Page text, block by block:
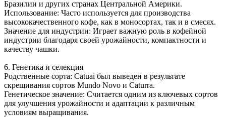
Бразилии и других странах Центральной Америки.
Использование: Часто используется для производства
высококачественного кофе, как в моносортах, так и в смесях.
Значение для индустрии: Играет важную роль в кофейной
индустрии благодаря своей урожайности, компактности и
качеству чашки.
6. Генетика и селекция
Родственные сорта: Catuai был выведен в результате
скрещивания сортов Mundo Novo и Caturra.
Генетическое значение: Считается одним из ключевых сортов
для улучшения урожайности и адаптации к различным
условиям выращивания.